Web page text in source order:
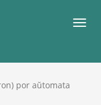
por aŭtomata